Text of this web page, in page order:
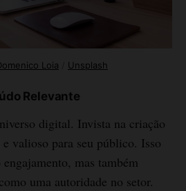
Loia Unsplash
Relevante
digital. Invista na criação
valioso para seu público. Isso
mas também
uma autoridade no setor.